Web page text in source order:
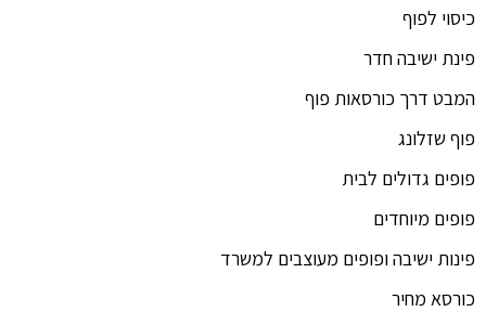
כיסוי לפוף
פינת ישיבה חדר
המבט דרך כורסאות פוף
פוף שזלונג
פופים גדולים לבית
פופים מיוחדים
פינות ישיבה ופופים מעוצבים למשרד
כורסא מחיר